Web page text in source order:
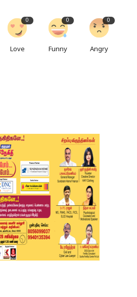
0
Love
0
Funny
0
Angry